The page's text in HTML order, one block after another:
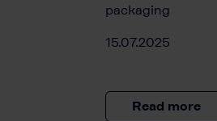
packaging
15.07.2025
Read more